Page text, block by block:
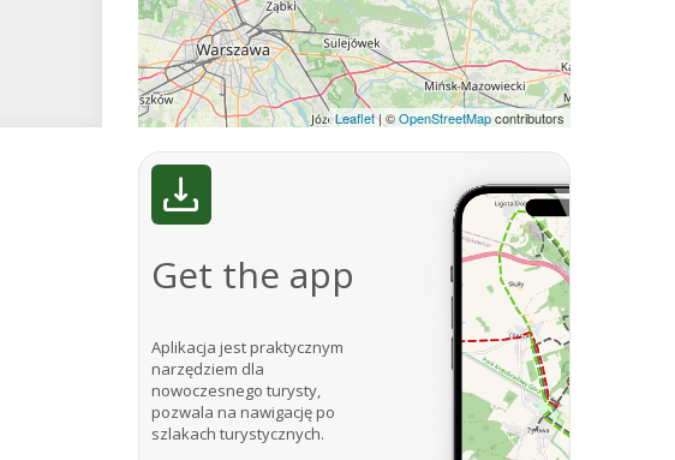
Leaflet|©OpenStreetMapcontributors
Get the app
Aplikacja jest praktycznym
narzędziem dla
nowoczesnego turysty,
pozwala na nawigację po
szlakach turystycznych.